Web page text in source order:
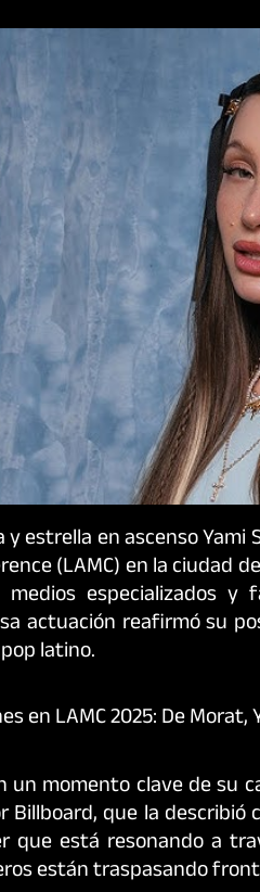
estrella en ascenso
(LAMC) en la ciudad
especializados
actuación reafirmó su
latino.
un momento clave de su
Billboard, que la
que está resonando a
están traspasando